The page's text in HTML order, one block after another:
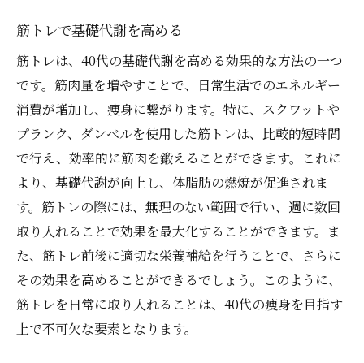
筋トレで基礎代謝を高める
筋トレは、40代の基礎代謝を高める効果的な方法の一つ
です。筋肉量を増やすことで、日常生活でのエネルギー
消費が増加し、痩身に繋がります。特に、スクワットや
プランク、ダンベルを使用した筋トレは、比較的短時間
で行え、効率的に筋肉を鍛えることができます。これに
より、基礎代謝が向上し、体脂肪の燃焼が促進されま
す。筋トレの際には、無理のない範囲で行い、週に数回
取り入れることで効果を最大化することができます。ま
た、筋トレ前後に適切な栄養補給を行うことで、さらに
その効果を高めることができるでしょう。このように、
筋トレを日常に取り入れることは、40代の痩身を目指す
上で不可欠な要素となります。